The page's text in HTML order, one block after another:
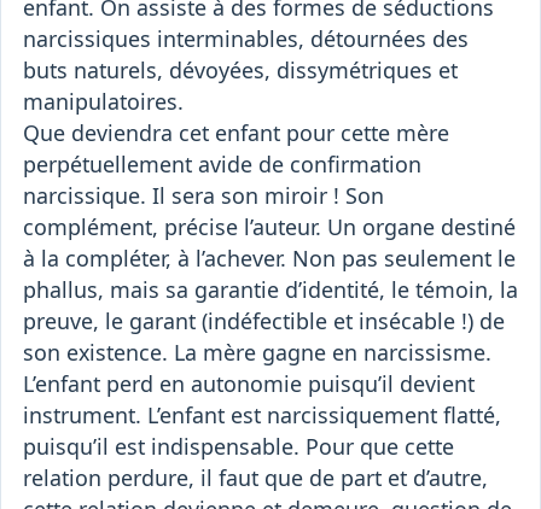
enfant. On assiste à des formes de séductions
narcissiques interminables, détournées des
buts naturels, dévoyées, dissymétriques et
manipulatoires.
Que deviendra cet enfant pour cette mère
perpétuellement avide de confirmation
narcissique. Il sera son miroir ! Son
complément, précise l’auteur. Un organe destiné
à la compléter, à l’achever. Non pas seulement le
phallus, mais sa garantie d’identité, le témoin, la
preuve, le garant (indéfectible et insécable !) de
son existence. La mère gagne en narcissisme.
L’enfant perd en autonomie puisqu’il devient
instrument. L’enfant est narcissiquement flatté,
puisqu’il est indispensable. Pour que cette
relation perdure, il faut que de part et d’autre,